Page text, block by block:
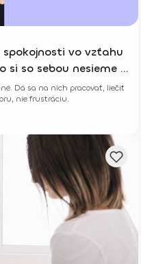
spokojnosti vo vzťahu
si so sebou nesieme z
Dá sa na nich pracovať, liečiť
nie frustráciu.